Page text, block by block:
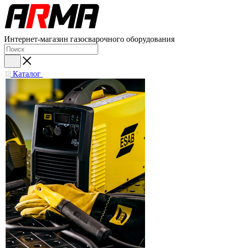
Интернет-магазин газосварочного оборудования
Каталог